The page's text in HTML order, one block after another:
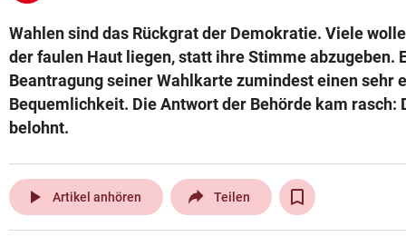
Wahlen sind das Rückgrat der Demokratie. Viele
der faulen Haut liegen, statt ihre Stimme abzugeben.
Beantragung seiner Wahlkarte zumindest einen sehr
Bequemlichkeit. Die Antwort der Behörde kam rasch:
belohnt.
play_arrow Artikel anhören Teilen